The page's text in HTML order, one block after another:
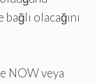
olacağını
NOW veya